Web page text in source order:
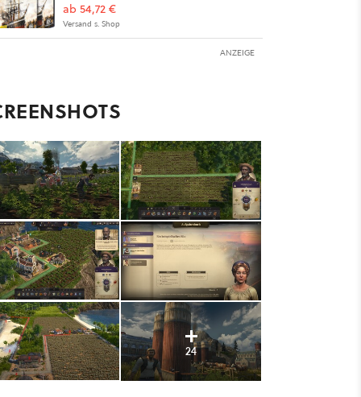
ab 54,72 €
Versand s. Shop
ANZEIGE
24